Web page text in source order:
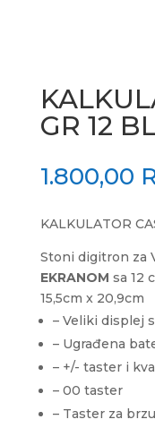
GR 12
1.800,00
KALKULATOR
Stoni digitron za
EKRANOM sa 12
15,5cm x 20,9cm
– Veliki displej
– Ugrađena
– +/- taster i
– 00 taster
– Taster za